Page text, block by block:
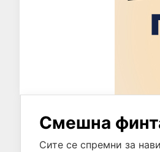
Смешна
Сите се спремни за